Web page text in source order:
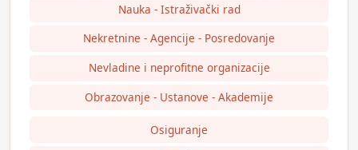
Nauka - Istraživački rad
Nekretnine - Agencije - Posredovanje
Nevladine i neprofitne organizacije
Obrazovanje - Ustanove - Akademije
Osiguranje